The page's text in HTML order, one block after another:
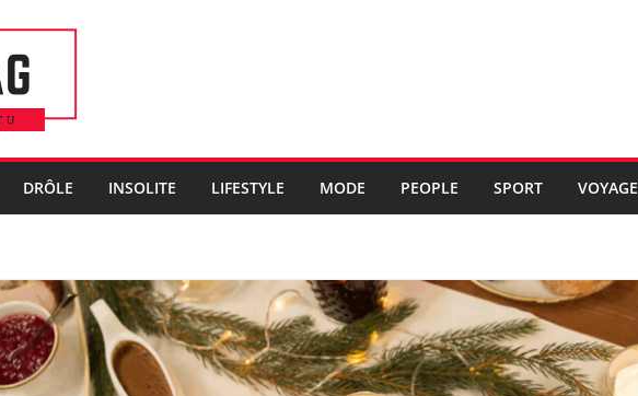
DRÔLE INSOLITE LIFESTYLE MODE PEOPLE SPORT VOYAGE